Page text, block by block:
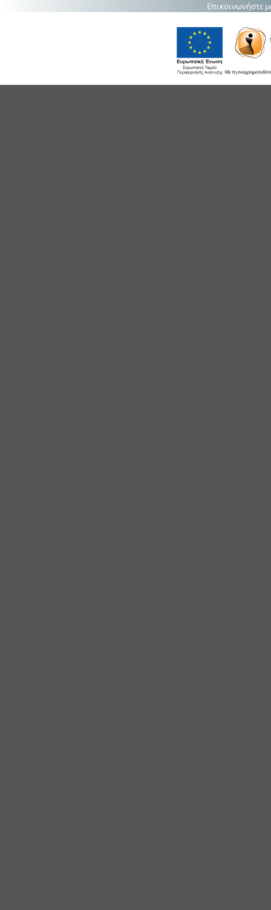
Επικοινωνήστε